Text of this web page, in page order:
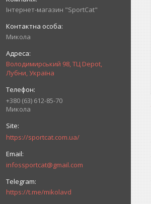
Інтернет-магазин "SportCat"
Микола
Володимирський 98, ТЦ Depot,
Лубни, Україна
+380 (63) 612-85-70
Микола
https://sportcat.com.ua/
infossportcat@gmail.com
https://t.me/mikolavd